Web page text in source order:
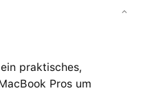
praktisches,
Pros um